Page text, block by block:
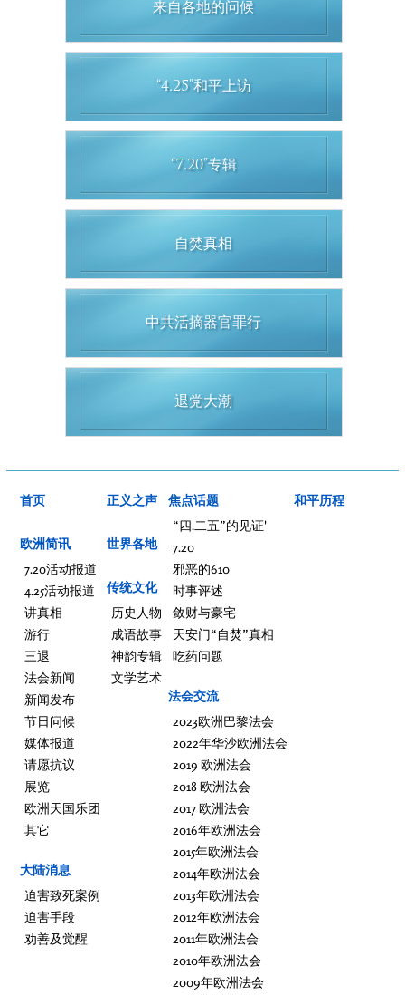
来自各地的问候
“4.25”和平上访
“7.20”专辑
自焚真相
中共活摘器官罪行
退党大潮
首页
欧洲简讯
7.20活动报道
4.25活动报道
讲真相
游行
三退
法会新闻
新闻发布
节日问候
媒体报道
请愿抗议
展览
欧洲天国乐团
其它
大陆消息
迫害致死案例
迫害手段
劝善及觉醒
正义之声
世界各地
传统文化
历史人物
成语故事
神韵专辑
文学艺术
焦点话题
“四.二五”的见证'
7.20
邪恶的610
时事评述
敛财与豪宅
天安门“自焚”真相
吃药问题
法会交流
2023欧洲巴黎法会
2022年华沙欧洲法会
2019 欧洲法会
2018 欧洲法会
2017 欧洲法会
2016年欧洲法会
2015年欧洲法会
2014年欧洲法会
2013年欧洲法会
2012年欧洲法会
2011年欧洲法会
2010年欧洲法会
2009年欧洲法会
和平历程